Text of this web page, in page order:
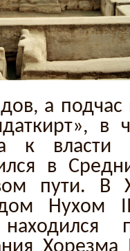
а
в
к власти
в
пути. В
Нухом